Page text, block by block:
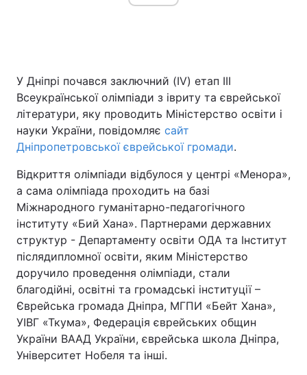
У Дніпрі почався заключний (IV) етап ІІІ
Всеукраїнської олімпіади з івриту та єврейської
літератури, яку проводить Міністерство освіти і
науки України, повідомляє сайт
Дніпропетровської єврейської громади.
Відкриття олімпіади відбулося у центрі «Менора»,
а сама олімпіада проходить на базі
Міжнародного гуманітарно-педагогічного
інституту «Бий Хана». Партнерами державних
структур - Департаменту освіти ОДА та Інститут
післядипломної освіти, яким Міністерство
доручило проведення олімпіади, стали
благодійні, освітні та громадські інституції –
Єврейська громада Дніпра, МГПИ «Бейт Хана»,
УІВГ «Ткума», Федерація єврейських общин
України ВААД України, єврейська школа Дніпра,
Університет Нобеля та інші.